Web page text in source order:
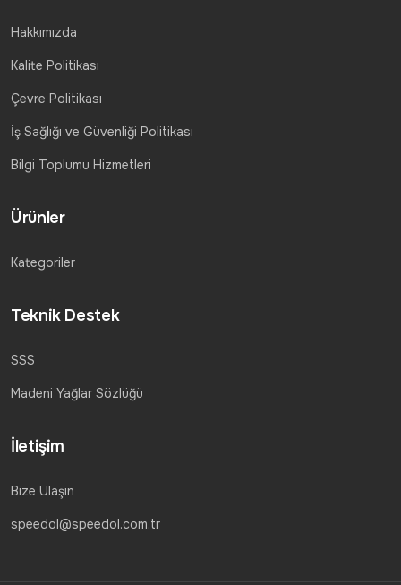
Hakkımızda
Kalite Politikası
Çevre Politikası
İş Sağlığı ve Güvenliği Politikası
Bilgi Toplumu Hizmetleri
Ürünler
Kategoriler
Teknik Destek
SSS
Madeni Yağlar Sözlüğü
İletişim
Bize Ulaşın
speedol@speedol.com.tr